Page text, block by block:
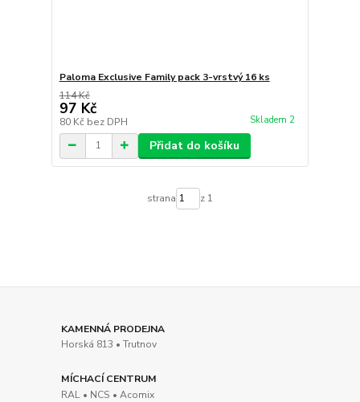
Paloma Exclusive Family pack 3-vrstvý 16 ks
114 Kč
97 Kč
80 Kč bez DPH Skladem 2
Přidat do košíku
strana z 1
KAMENNÁ PRODEJNA
Horská 813 • Trutnov
MÍCHACÍ CENTRUM
RAL • NCS • Acomix